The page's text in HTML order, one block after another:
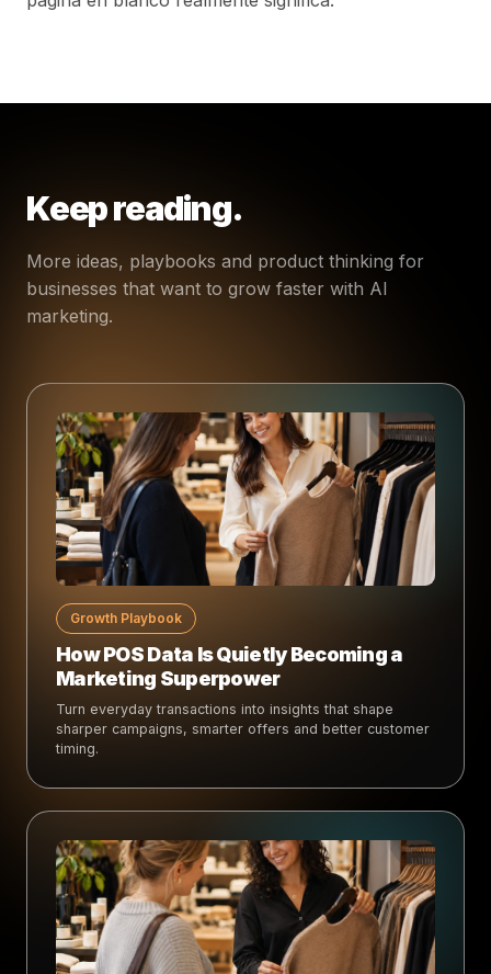
Keep reading.
More ideas, playbooks and product thinking for
businesses that want to grow faster with AI
marketing.
Growth Playbook
How POS Data Is Quietly Becoming a
Marketing Superpower
Turn everyday transactions into insights that shape
sharper campaigns, smarter offers and better customer
timing.